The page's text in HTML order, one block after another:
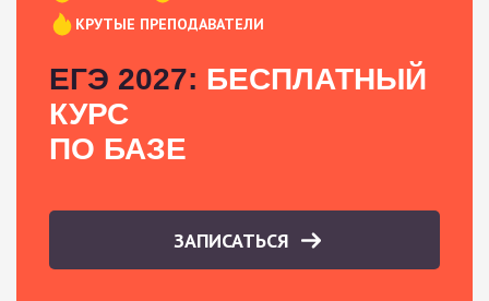
КРУТЫЕ ПРЕПОДАВАТЕЛИ
ЕГЭ 2027: БЕСПЛАТНЫЙ
КУРС
ПО БАЗЕ
ЗАПИСАТЬСЯ